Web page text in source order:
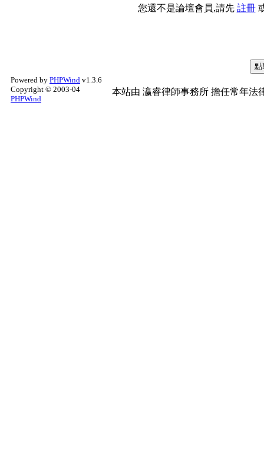
您還不是論壇會員,請先 註冊
Powered by PHPWind v1.3.6
Copyright © 2003-04
PHPWind
本站由 瀛睿律師事務所 擔任常年法